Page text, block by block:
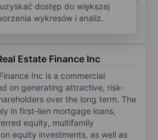
dostęp do większej
wykresów i analiz.
Estate Finance Inc
Inc is a commercial
on generating attractive, risk-
over the long term. The
in first-lien mortgage loans,
equity, multifamily
equity investments, as well as